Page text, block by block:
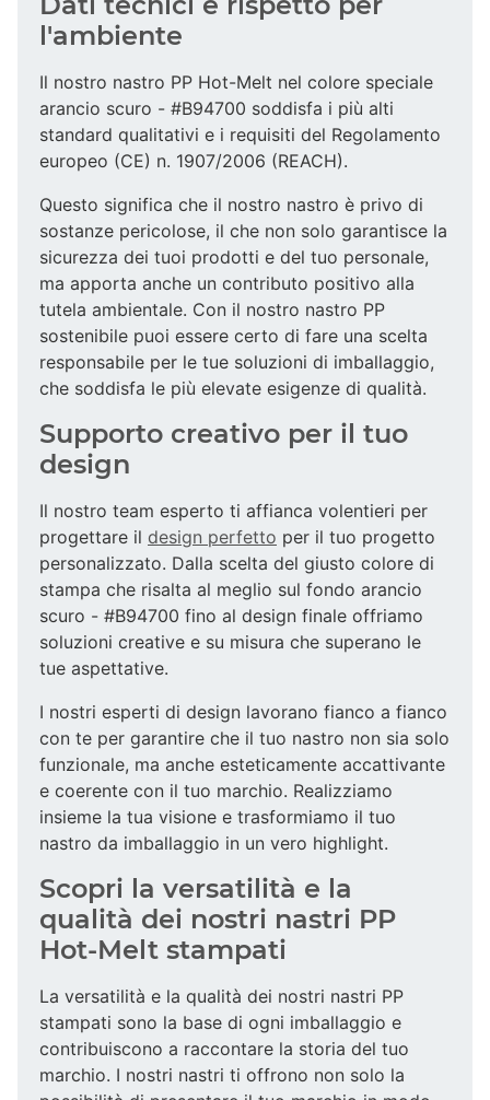
l'ambiente
Il nostro nastro PP Hot-Melt nel colore speciale
arancio scuro - #B94700 soddisfa i più alti
standard qualitativi e i requisiti del Regolamento
europeo (CE) n. 1907/2006 (REACH).
Questo significa che il nostro nastro è privo di
sostanze pericolose, il che non solo garantisce la
sicurezza dei tuoi prodotti e del tuo personale,
ma apporta anche un contributo positivo alla
tutela ambientale. Con il nostro nastro PP
sostenibile puoi essere certo di fare una scelta
responsabile per le tue soluzioni di imballaggio,
che soddisfa le più elevate esigenze di qualità.
Supporto creativo per il tuo
design
Il nostro team esperto ti affianca volentieri per
progettare il design perfetto per il tuo progetto
personalizzato. Dalla scelta del giusto colore di
stampa che risalta al meglio sul fondo arancio
scuro - #B94700 fino al design finale offriamo
soluzioni creative e su misura che superano le
tue aspettative.
I nostri esperti di design lavorano fianco a fianco
con te per garantire che il tuo nastro non sia solo
funzionale, ma anche esteticamente accattivante
e coerente con il tuo marchio. Realizziamo
insieme la tua visione e trasformiamo il tuo
nastro da imballaggio in un vero highlight.
Scopri la versatilità e la
qualità dei nostri nastri PP
Hot-Melt stampati
La versatilità e la qualità dei nostri nastri PP
stampati sono la base di ogni imballaggio e
contribuiscono a raccontare la storia del tuo
marchio. I nostri nastri ti offrono non solo la